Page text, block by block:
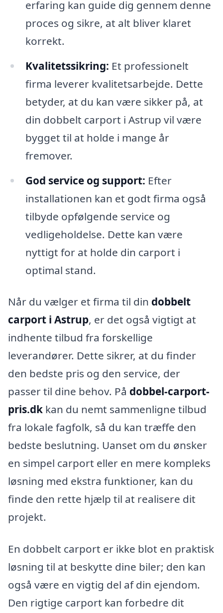
erfaring kan guide dig gennem denne
proces og sikre, at alt bliver klaret
korrekt.
Kvalitetssikring: Et professionelt
firma leverer kvalitetsarbejde. Dette
betyder, at du kan være sikker på, at
din dobbelt carport i Astrup vil være
bygget til at holde i mange år
fremover.
God service og support: Efter
installationen kan et godt firma også
tilbyde opfølgende service og
vedligeholdelse. Dette kan være
nyttigt for at holde din carport i
optimal stand.
Når du vælger et firma til din dobbelt
carport i Astrup, er det også vigtigt at
indhente tilbud fra forskellige
leverandører. Dette sikrer, at du finder
den bedste pris og den service, der
passer til dine behov. På dobbel-carport-
pris.dk kan du nemt sammenligne tilbud
fra lokale fagfolk, så du kan træffe den
bedste beslutning. Uanset om du ønsker
en simpel carport eller en mere kompleks
løsning med ekstra funktioner, kan du
finde den rette hjælp til at realisere dit
projekt.
En dobbelt carport er ikke blot en praktisk
løsning til at beskytte dine biler; den kan
også være en vigtig del af din ejendom.
Den rigtige carport kan forbedre dit